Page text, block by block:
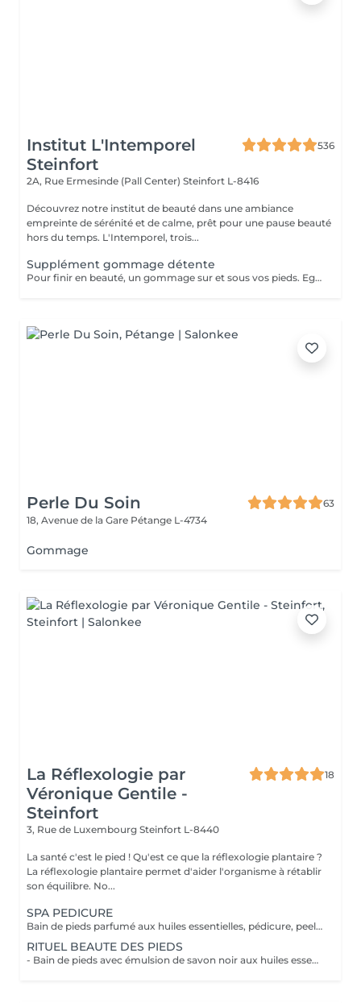
Institut L'Intemporel
Steinfort
536
2A, Rue Ermesinde (Pall Center) Steinfort L-8416
Découvrez notre institut de beauté dans une ambiance
empreinte de sérénité et de calme, prêt pour une pause beauté
hors du temps. L'Intemporel, trois...
Supplément gommage détente
Pour finir en beauté, un gommage sur et sous vos pieds. Egalement entre les orteils. Pour une meilleure pénétration de la crème pieds. Uniquement avec un service de beauté des pieds / pédicure effectué à l'institut le même jour.
Perle Du Soin
63
18, Avenue de la Gare Pétange L-4734
Gommage
La Réflexologie par
Véronique Gentile -
Steinfort
18
3, Rue de Luxembourg Steinfort L-8440
La santé c'est le pied ! Qu'est ce que la réflexologie plantaire ?
La réflexologie plantaire permet d'aider l'organisme à rétablir
son équilibre. No...
SPA PEDICURE
Bain de pieds parfumé aux huiles essentielles, pédicure, peeling au sel senteur orientale, masque chaussettes, massage au beurre de karité
RITUEL BEAUTE DES PIEDS
- Bain de pieds avec émulsion de savon noir aux huiles essentielles méthode traditionnel marocaine - Gommage au sel senteur orientale - Collagène masque/chaussettes - Massage des pieds relaxant et défatigant activant ainsi la circulation sanguine et libérant toute les tensions au beurre de karité